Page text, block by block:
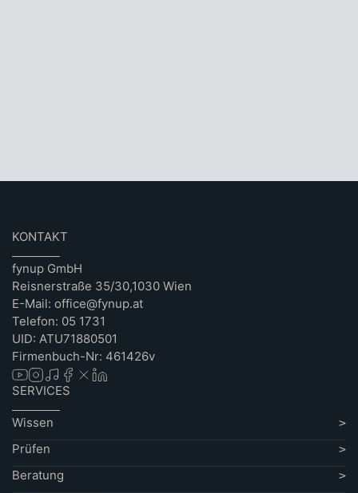
KONTAKT
fynup GmbH
Reisnerstraße 35/30,1030 Wien
E-Mail: office@fynup.at
Telefon: 05 1731
UID: ATU71880501
Firmenbuch-Nr: 461426v
SERVICES
Wissen
Prüfen
Beratung